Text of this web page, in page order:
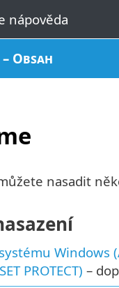
Obsah
nasadit
Windows
PROTECT) –